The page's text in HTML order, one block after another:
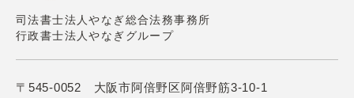
司法書士法人やなぎ総合法務事務所
行政書士法人やなぎグループ
〒545-0052 大阪市阿倍野区阿倍野筋3-10-1